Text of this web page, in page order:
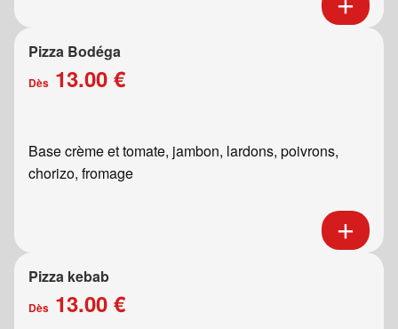
Pizza Bodéga
Dès 13.00 €
Base crème et tomate, jambon, lardons, poivrons,
chorizo, fromage
Pizza kebab
Dès 13.00 €